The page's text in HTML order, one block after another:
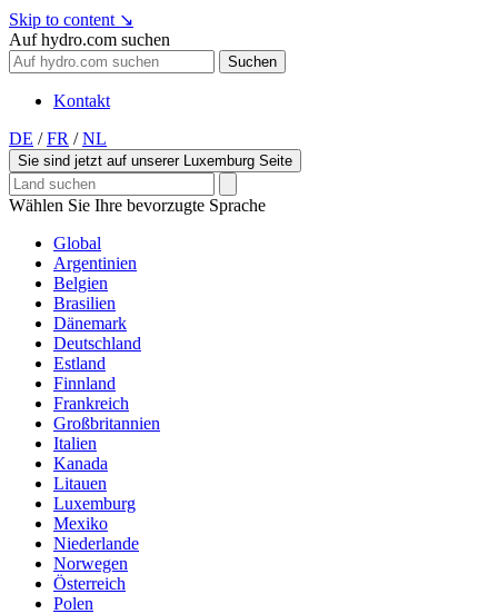
Skip to content ↘
Auf hydro.com suchen
Suchen
Kontakt
DE / FR / NL
Sie sind jetzt auf unserer Luxemburg Seite
Wählen Sie Ihre bevorzugte Sprache
Global
Argentinien
Belgien
Brasilien
Dänemark
Deutschland
Estland
Finnland
Frankreich
Großbritannien
Italien
Kanada
Litauen
Luxemburg
Mexiko
Niederlande
Norwegen
Österreich
Polen